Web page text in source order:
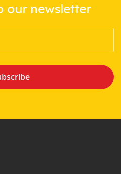
our newsletter